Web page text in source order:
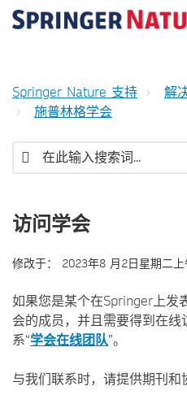
Springer Nature 支持 解
施普林格学会
访问学会
修改于： 2023年8 月2日星期二
如果您是某个在Springer上发
会的成员，并且需要得到在
系“学会在线团队”。
与我们联系时，请提供期刊和